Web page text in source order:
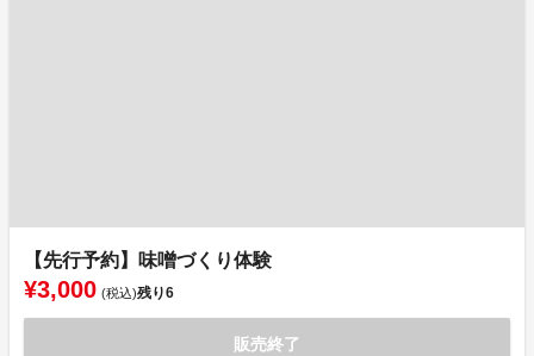
【先行予約】味噌づくり体験
¥3,000 (税込)残り6
販売終了